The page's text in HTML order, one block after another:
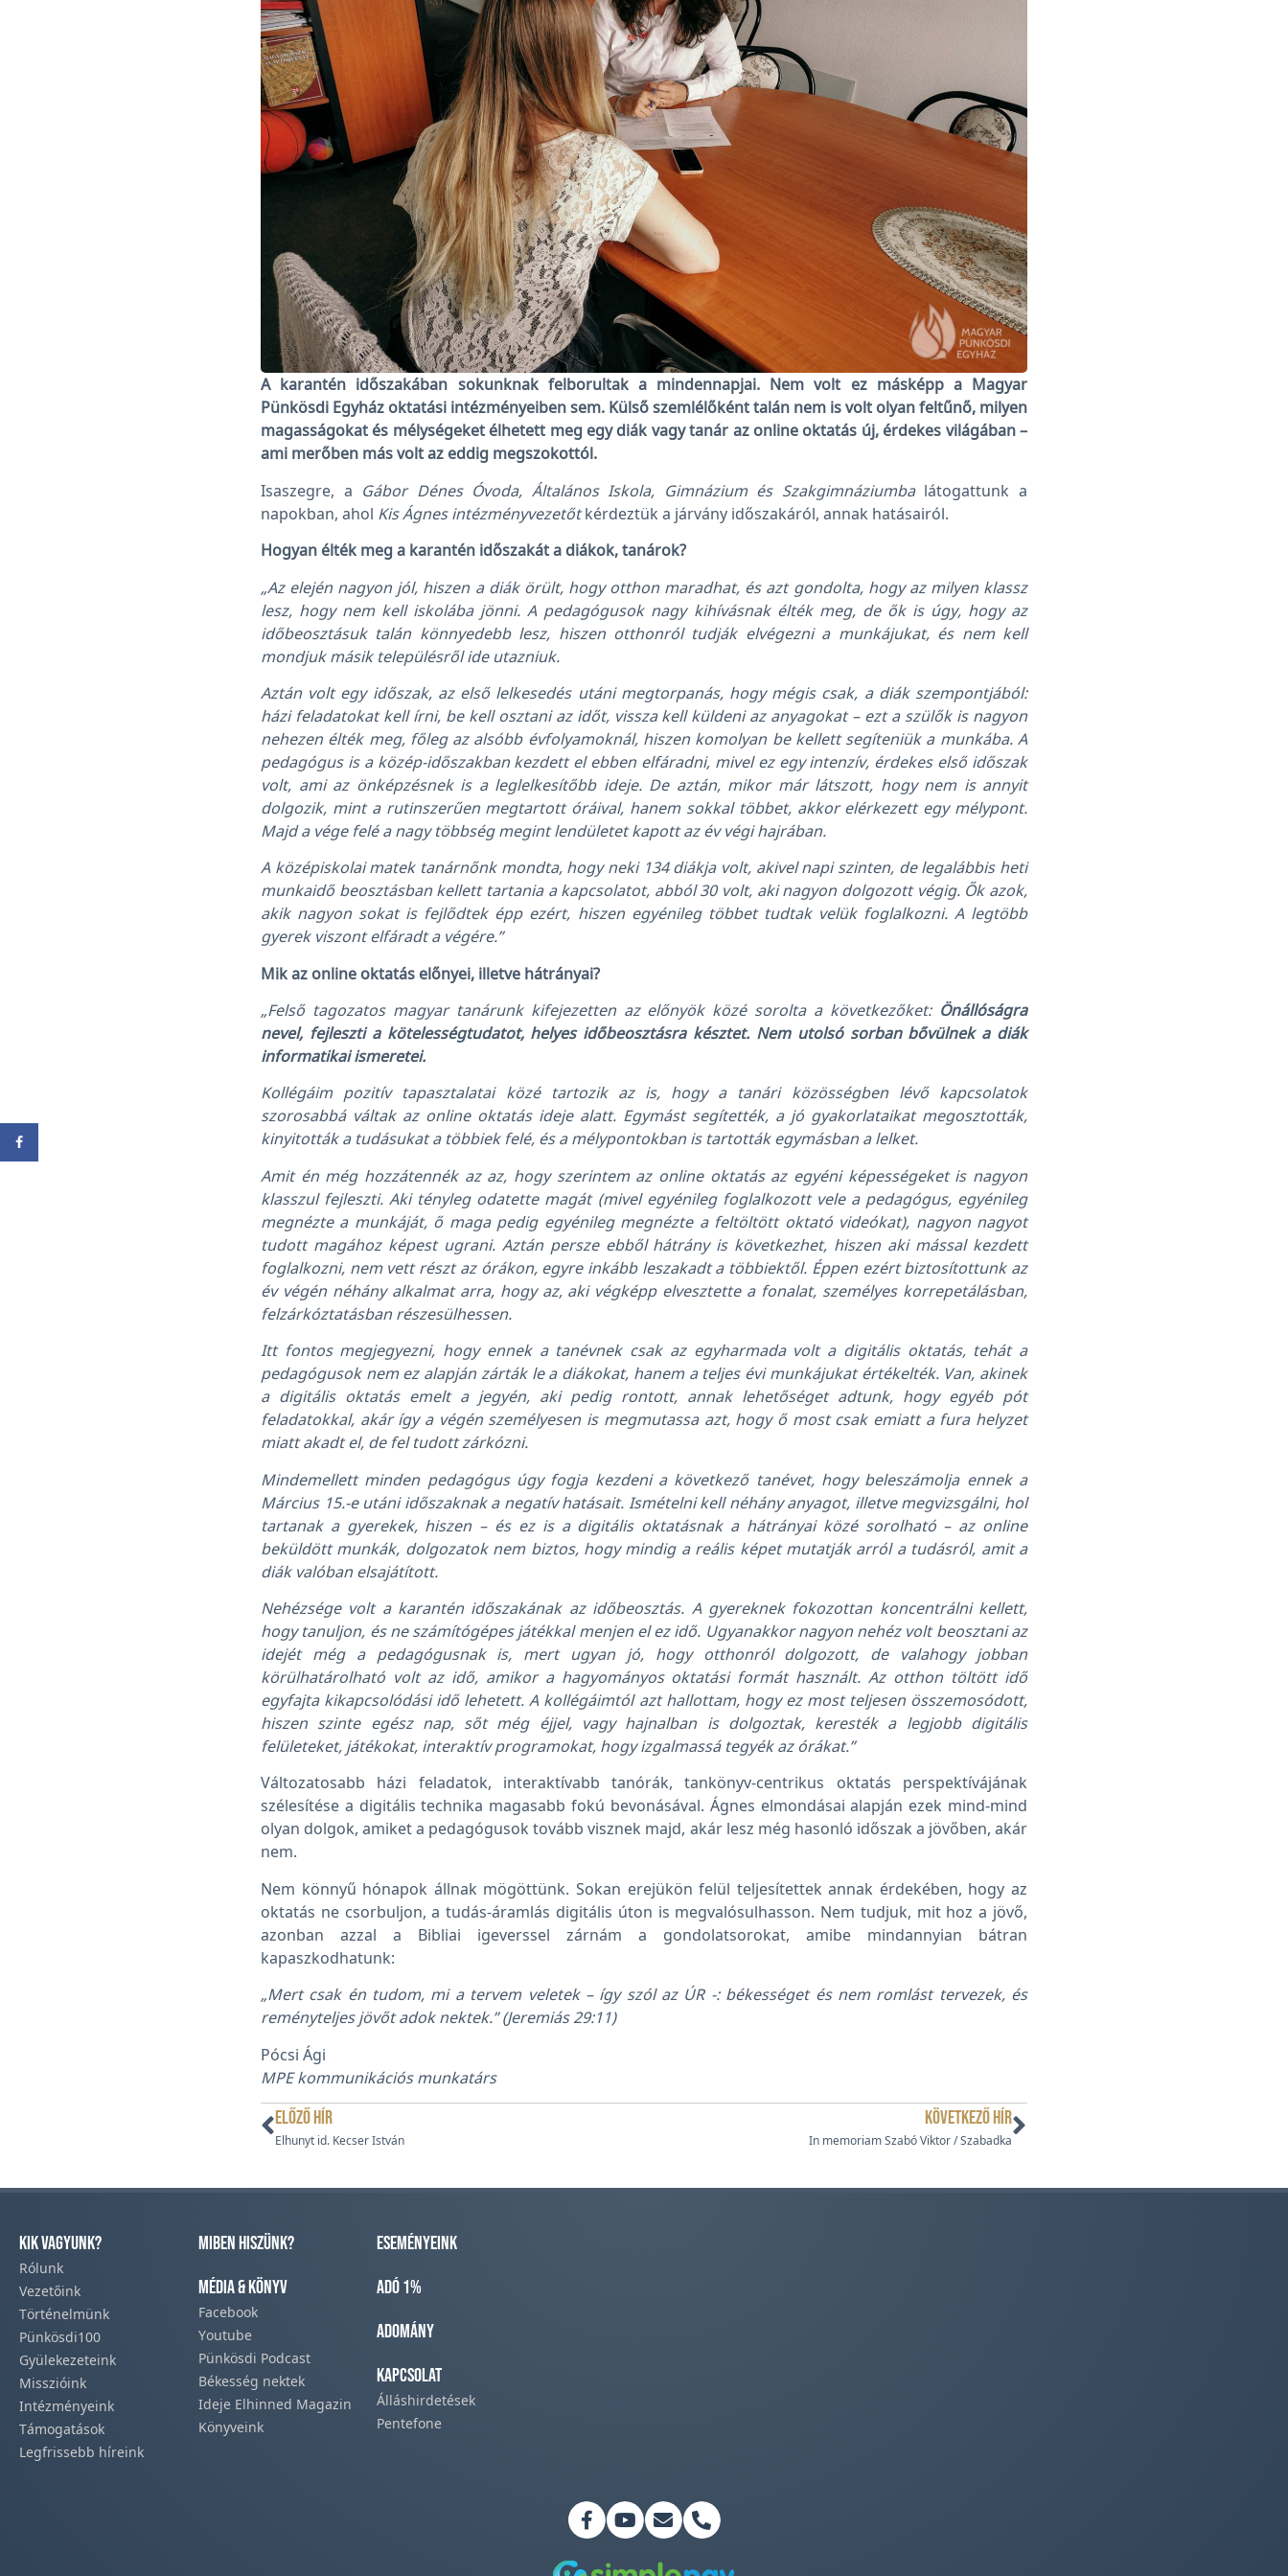
A karantén időszakában sokunknak felborultak a mindennapjai. Nem volt ez másképp a Magyar
Pünkösdi Egyház oktatási intézményeiben sem. Külső szemlélőként talán nem is volt olyan feltűnő, milyen
magasságokat és mélységeket élhetett meg egy diák vagy tanár az online oktatás új, érdekes világában –
ami merőben más volt az eddig megszokottól.
Isaszegre, a Gábor Dénes Óvoda, Általános Iskola, Gimnázium és Szakgimnáziumbalátogattunk a
napokban, ahol Kis Ágnes intézményvezetőtkérdeztük a járvány időszakáról, annak hatásairól.
Hogyan élték meg a karantén időszakát a diákok, tanárok?
„Az elején nagyon jól, hiszen a diák örült, hogy otthon maradhat, és azt gondolta, hogy az milyen klassz
lesz, hogy nem kell iskolába jönni. A pedagógusok nagy kihívásnak élték meg, de ők is úgy, hogy az
időbeosztásuk talán könnyedebb lesz, hiszen otthonról tudják elvégezni a munkájukat, és nem kell
mondjuk másik településről ide utazniuk.
Aztán volt egy időszak, az első lelkesedés utáni megtorpanás, hogy mégis csak, a diák szempontjából:
házi feladatokat kell írni, be kell osztani az időt, vissza kell küldeni az anyagokat – ezt a szülők is nagyon
nehezen élték meg, főleg az alsóbb évfolyamoknál, hiszen komolyan be kellett segíteniük a munkába. A
pedagógus is a közép-időszakban kezdett el ebben elfáradni, mivel ez egy intenzív, érdekes első időszak
volt, ami az önképzésnek is a leglelkesítőbb ideje. De aztán, mikor már látszott, hogy nem is annyit
dolgozik, mint a rutinszerűen megtartott óráival, hanem sokkal többet, akkor elérkezett egy mélypont.
Majd a vége felé a nagy többség megint lendületet kapott az év végi hajrában.
A középiskolai matek tanárnőnk mondta, hogy neki 134 diákja volt, akivel napi szinten, de legalábbis heti
munkaidő beosztásban kellett tartania a kapcsolatot, abból 30 volt, aki nagyon dolgozott végig. Ők azok,
akik nagyon sokat is fejlődtek épp ezért, hiszen egyénileg többet tudtak velük foglalkozni. A legtöbb
gyerek viszont elfáradt a végére.”
Mik az online oktatás előnyei, illetve hátrányai?
„Felső tagozatos magyar tanárunk kifejezetten az előnyök közé sorolta a következőket: Önállóságra
nevel, fejleszti a kötelességtudatot, helyes időbeosztásra késztet. Nem utolsó sorban bővülnek a diák
informatikai ismeretei.
Kollégáim pozitív tapasztalatai közé tartozik az is, hogy a tanári közösségben lévő kapcsolatok
szorosabbá váltak az online oktatás ideje alatt. Egymást segítették, a jó gyakorlataikat megosztották,
kinyitották a tudásukat a többiek felé, és a mélypontokban is tartották egymásban a lelket.
Amit én még hozzátennék az az, hogy szerintem az online oktatás az egyéni képességeket is nagyon
klasszul fejleszti. Aki tényleg odatette magát (mivel egyénileg foglalkozott vele a pedagógus, egyénileg
megnézte a munkáját, ő maga pedig egyénileg megnézte a feltöltött oktató videókat), nagyon nagyot
tudott magához képest ugrani. Aztán persze ebből hátrány is következhet, hiszen aki mással kezdett
foglalkozni, nem vett részt az órákon, egyre inkább leszakadt a többiektől. Éppen ezért biztosítottunk az
év végén néhány alkalmat arra, hogy az, aki végképp elvesztette a fonalat, személyes korrepetálásban,
felzárkóztatásban részesülhessen.
Itt fontos megjegyezni, hogy ennek a tanévnek csak az egyharmada volt a digitális oktatás, tehát a
pedagógusok nem ez alapján zárták le a diákokat, hanem a teljes évi munkájukat értékelték. Van, akinek
a digitális oktatás emelt a jegyén, aki pedig rontott, annak lehetőséget adtunk, hogy egyéb pót
feladatokkal, akár így a végén személyesen is megmutassa azt, hogy ő most csak emiatt a fura helyzet
miatt akadt el, de fel tudott zárkózni.
Mindemellett minden pedagógus úgy fogja kezdeni a következő tanévet, hogy beleszámolja ennek a
Március 15.-e utáni időszaknak a negatív hatásait. Ismételni kell néhány anyagot, illetve megvizsgálni, hol
tartanak a gyerekek, hiszen – és ez is a digitális oktatásnak a hátrányai közé sorolható – az online
beküldött munkák, dolgozatok nem biztos, hogy mindig a reális képet mutatják arról a tudásról, amit a
diák valóban elsajátított.
Nehézsége volt a karantén időszakának az időbeosztás. A gyereknek fokozottan koncentrálni kellett,
hogy tanuljon, és ne számítógépes játékkal menjen el ez idő. Ugyanakkor nagyon nehéz volt beosztani az
idejét még a pedagógusnak is, mert ugyan jó, hogy otthonról dolgozott, de valahogy jobban
körülhatárolható volt az idő, amikor a hagyományos oktatási formát használt. Az otthon töltött idő
egyfajta kikapcsolódási idő lehetett. A kollégáimtól azt hallottam, hogy ez most teljesen összemosódott,
hiszen szinte egész nap, sőt még éjjel, vagy hajnalban is dolgoztak, keresték a legjobb digitális
felületeket, játékokat, interaktív programokat, hogy izgalmassá tegyék az órákat.”
Változatosabb házi feladatok, interaktívabb tanórák, tankönyv-centrikus oktatás perspektívájának
szélesítése a digitális technika magasabb fokú bevonásával. Ágnes elmondásai alapján ezek mind-mind
olyan dolgok, amiket a pedagógusok tovább visznek majd, akár lesz még hasonló időszak a jövőben, akár
nem.
Nem könnyű hónapok állnak mögöttünk. Sokan erejükön felül teljesítettek annak érdekében, hogy az
oktatás ne csorbuljon, a tudás-áramlás digitális úton is megvalósulhasson. Nem tudjuk, mit hoz a jövő,
azonban azzal a Bibliai igeverssel zárnám a gondolatsorokat, amibe mindannyian bátran
kapaszkodhatunk:
„Mert csak én tudom, mi a tervem veletek – így szól az ÚR -: békességet és nem romlást tervezek, és
reményteljes jövőt adok nektek.” (Jeremiás 29:11)
Pócsi Ági
MPE kommunikációs munkatárs
ELŐZŐ HÍR
Elhunyt id. Kecser István
KÖVETKEZŐ HÍR
In memoriam Szabó Viktor / Szabadka
Kik vagyunk?
Rólunk
Vezetőink
Történelmünk​
Pünkösdi100
Gyülekezeteink​
Misszióink​
Intézményeink
Támogatások
Legfrissebb híreink​
Miben hiszünk?
Média & Könyv
Facebook​
Youtube
Pünkösdi Podcast​
Békesség nektek
Ideje Elhinned Magazin
Könyveink
Eseményeink
Adó 1%
Adomány
Kapcsolat
Álláshirdetések
Pentefone